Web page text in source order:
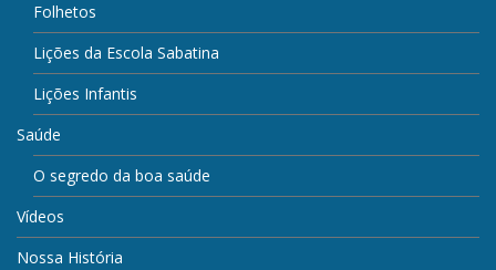
Folhetos
Lições da Escola Sabatina
Lições Infantis
Saúde
O segredo da boa saúde
Vídeos
Nossa História